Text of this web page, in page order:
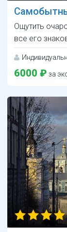
Ощутить
все его
6000 ₽ за